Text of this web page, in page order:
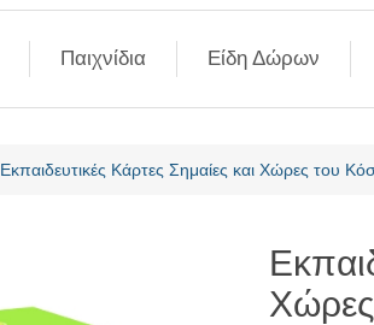
Παιχνίδια Είδη Δώρων
Eκπαιδευτικές Κάρτες Σημαίες και Χώρες του